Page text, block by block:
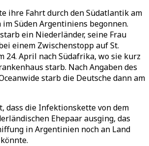
ihre Fahrt durch den Südatlantik am
Süden Argentiniens begonnen.
ein Niederländer, seine Frau
einem Zwischenstopp auf St.
24. April nach Südafrika, wo sie kurz
starb. Nach Angaben des
starb die Deutsche dann am
dass die Infektionskette von dem
Ehepaar ausging, das
in Argentinien noch an Land